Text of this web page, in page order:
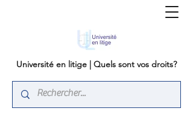
Université en litige | Quels sont vos droits?